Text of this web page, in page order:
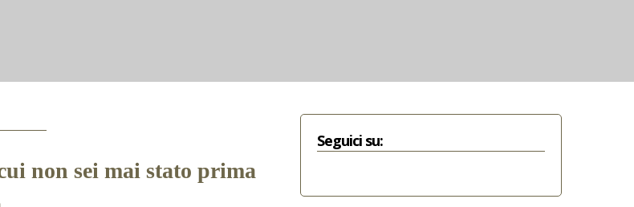
non sei mai stato prima
Seguici su: